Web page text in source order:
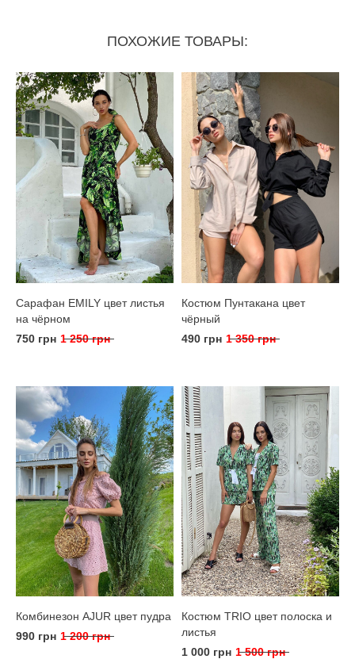
ПОХОЖИЕ ТОВАРЫ:
Сарафан EMILY цвет листья
на чёрном
750 грн 1 250 грн
Костюм Пунтакана цвет
чёрный
490 грн 1 350 грн
Комбинезон AJUR цвет пудра
990 грн 1 200 грн
Костюм TRIO цвет полоска и
листья
1 000 грн 1 500 грн